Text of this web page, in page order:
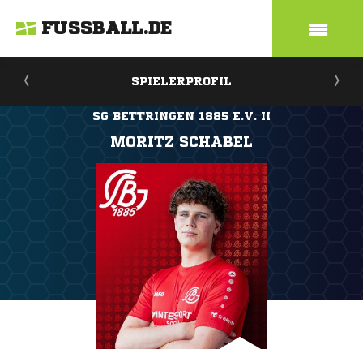
FUSSBALL.DE
SPIELERPROFIL
SG BETTRINGEN 1885 E.V. II
MORITZ SCHABEL